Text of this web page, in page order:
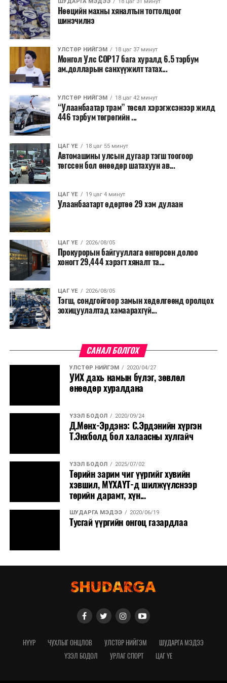
Шөнөдөө Монгол-Алтай, Хангай, Хөвсгөлийн
уулархаг нутаг, Завхан, Заг, Байдраг голын эх,
Хүрэнбэлчир орчим, Тэрэлж голын хөндийгөөр
Их нууруудын хотгор, говийн бүс нутгийн өмнөд
хэсэг, Дорнод, Дарьгангын тал нутгаар 18-23
хэм, бусад нутгаар 12-17 хэм, өдөртөө Монгол-
Эг, Үүр, Тэрэлж, Хэрлэн, Онон, Улз, Халх голын
хөндий, Дорнод, Дарьгангын тал нутгаар 23-28
хэм, Их нууруудын хотгор, говийн бүс нутгийн
хэм дулаан байна. 9-нд баруун болон төвийн
аймгуудын нутгийн хойд хэсгээр, 10-наас ихэнх
нутгаар сэрүүснэ.
ШУДАРГА МЭДЭЭ 18 цаг 31 минут
Нөөцийн махны хяналтын тогтолцоог
шинэчилнэ
УЛСТӨР НИЙГЭМ 18 цаг 37 минут
Монгол Улс COP17 бага хуралд 6.5 тэрбум
ам.долларын санхүүжилт татах...
УЛСТӨР НИЙГЭМ 18 цаг 42 минут
“Улаанбаатар трам” төсөл хэрэгжсэнээр жилд
446 тэрбум төгрөгийн ...
ЦАГ ҮЕ 18 цаг 55 минут
Автомашины улсын дугаар тэгш тоогоор
төгссөн бол өнөөдөр шатахуун ав...
ЦАГ ҮЕ 19 цаг 4 минут
Улаанбаатарт өдөртөө 29 хэм дулаан
ЦАГ ҮЕ 2026/08/05
Прокурорын байгууллага өнгөрсөн долоо
хоногт 29,444 хэрэгт хяналт та...
ЦАГ ҮЕ 2026/08/05
Тэгш, сондгойгоор замын хөдөлгөөнд оролцох
зохицуулалтад хамаарахгүй...
САНАЛ БОЛГОХ
УЛСТӨР НИЙГЭМ 2020/04/27
УИХ дахь намын бүлэг, зөвлөл
өнөөдөр хуралдана
ҮЗЭЛ БОДОЛ 2020/09/24
Д.Мөнх-Эрдэнэ: С.Эрдэнийн хүргэн
Т.Энхболд бол халаасны хулгайч
ҮЗЭЛ БОДОЛ 2025/07/02
Төрийн зарим чиг үүргийг хувийн
хэвшил, МҮХАҮТ-д шилжүүлснээр
төрийн дарамт, хүн...
ШУДАРГА МЭДЭЭ 2020/06/19
Тусгай үүргийн онгоц газардлаа
НҮҮР ЧУХЛЫГ ОНЦЛОВ УЛСТӨР НИЙГЭМ
ШУДАРГА МЭДЭЭ
ҮЗЭЛ БОДОЛ
УРЛАГ СПОРТ ЦАГ ҮЕ